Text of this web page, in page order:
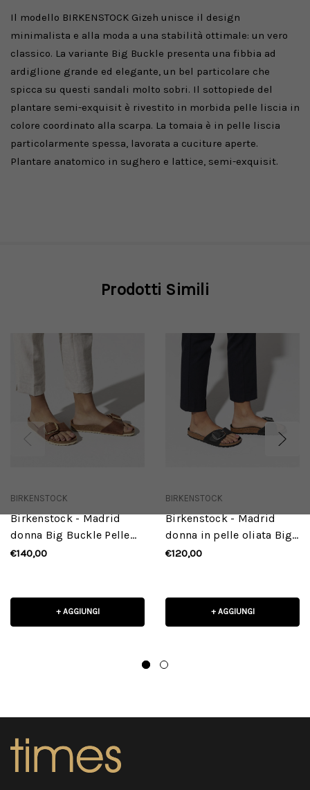
Il modello BIRKENSTOCK Gizeh unisce il design
minimalista e alla moda a una stabilità ottimale: un vero
classico. La variante Big Buckle presenta una fibbia ad
ardiglione grande ed elegante, un bel particolare che
spicca su questi sandali molto sobri. Il sottopiede del
plantare semi-exquisit è rivestito in morbida pelle liscia in
colore coordinato alla scarpa. La tomaia è in pelle liscia
particolarmente spessa, lavorata a cuciture aperte.
Plantare anatomico in sughero e lattice, semi-exquisit.
Prodotti Simili
BIRKENSTOCK
Birkenstock - Madrid
donna Big Buckle Pelle
oliata - Cognac
€140,00
+ AGGIUNGI
BIRKENSTOCK
Birkenstock - Madrid
donna in pelle oliata Big
Buckle Black
€120,00
+ AGGIUNGI